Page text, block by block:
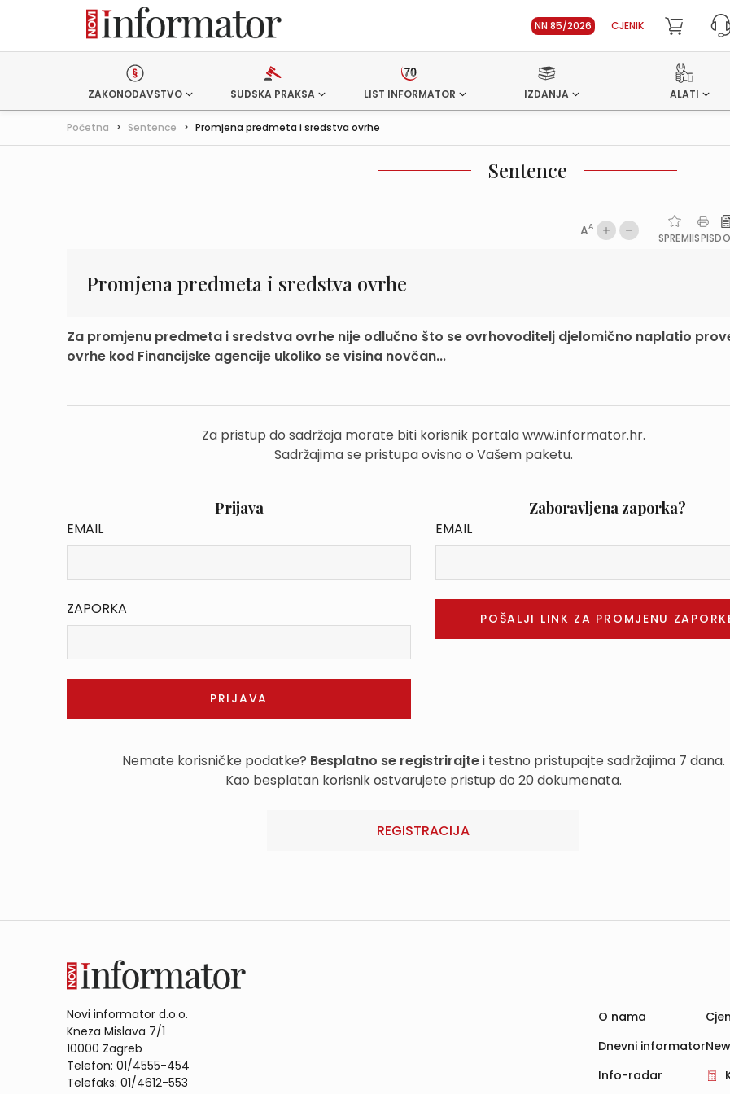
NN 85/2026 CJENIK
ZAKONODAVSTVO SUDSKA PRAKSA LIST INFORMATOR IZDANJA ALATI
Početna > Sentence > Promjena predmeta i sredstva ovrhe
Sentence
AA
SPREMIISPIS
Promjena predmeta i sredstva ovrhe
Za promjenu predmeta i sredstva ovrhe nije odlučno što se ovrhovoditelj djelomično naplatio
ovrhe kod Financijske agencije ukoliko se visina novčan...
Za pristup do sadržaja morate biti korisnik portala www.informator.hr.
Sadržajima se pristupa ovisno o Vašem paketu.
Prijava
EMAIL
ZAPORKA
Zaboravljena zaporka?
EMAIL
Nemate korisničke podatke? Besplatno se registrirajtei testno pristupajte sadržajima 7 dana.
Kao besplatan korisnik ostvarujete pristup do 20 dokumenata.
REGISTRACIJA
Novi informator d.o.o.
Kneza Mislava 7/1
10000 Zagreb
Telefon: 01/4555-454
Telefaks: 01/4612-553
O nama
Dnevni informator
Info-radar